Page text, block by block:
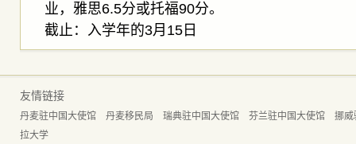
业，雅思6.5分或托福90分。
截止：入学年的3月15日
友情链接
丹麦驻中国大使馆 丹麦移民局 瑞典驻中国大使馆 芬兰驻中国大使馆
挪威
拉大学